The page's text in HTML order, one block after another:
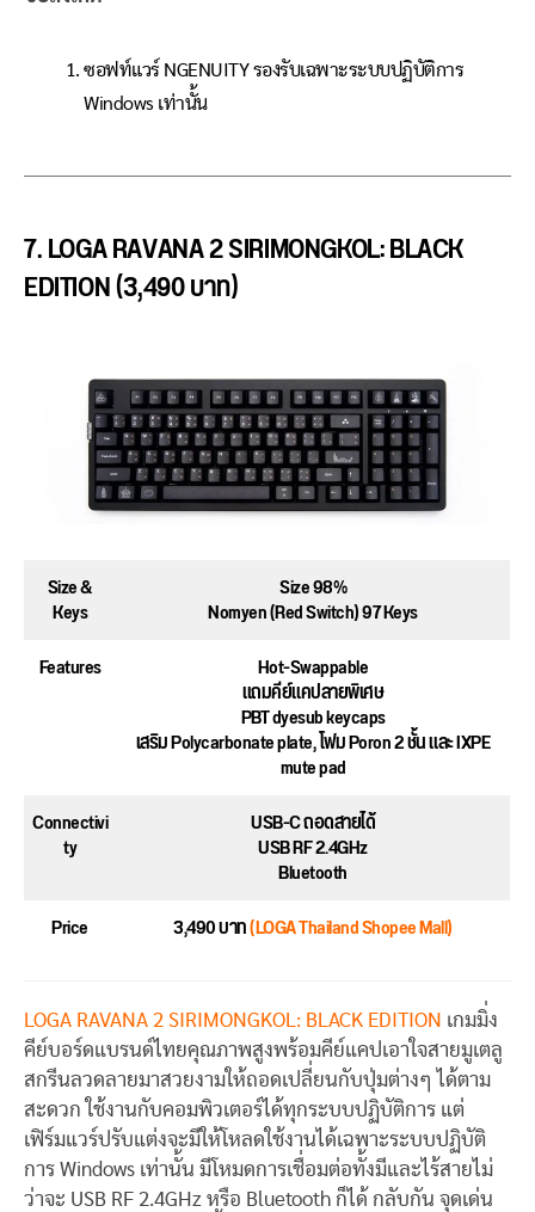
ซอฟท์แวร์ NGENUITY รองรับเฉพาะระบบปฏิบัติการ
Windows เท่านั้น
7. LOGA RAVANA 2 SIRIMONGKOL: BLACK
EDITION (3,490 บาท)
Size &
Keys
Size 98%
Nomyen (Red Switch) 97 Keys
Features
Hot-Swappable
แถมคีย์แคปลายพิเศษ
PBT dyesub keycaps
เสริม Polycarbonate plate, โฟม Poron 2 ชั้น และ IXPE
mute pad
Connectivi
ty
USB-C ถอดสายได้
USB RF 2.4GHz
Bluetooth
Price
3,490 บาท(LOGA Thailand Shopee Mall)
LOGA RAVANA 2 SIRIMONGKOL: BLACK EDITION เกมมิ่ง
คีย์บอร์ดแบรนด์ไทยคุณภาพสูงพร้อมคีย์แคปเอาใจสายมูเตลู
สกรีนลวดลายมาสวยงามให้ถอดเปลี่ยนกับปุ่มต่างๆ ได้ตาม
สะดวก ใช้งานกับคอมพิวเตอร์ได้ทุกระบบปฏิบัติการ แต่
เฟิร์มแวร์ปรับแต่งจะมีให้โหลดใช้งานได้เฉพาะระบบปฏิบัติ
การ Windows เท่านั้น มีโหมดการเชื่อมต่อทั้งมีและไร้สายไม่
ว่าจะ USB RF 2.4GHz หรือ Bluetooth ก็ได้ กลับกัน จุดเด่น